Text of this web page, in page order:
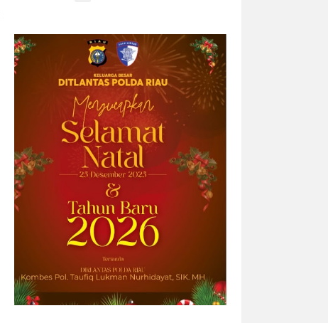
2026-08-05 14:33:34| Source: British American
Riset Global Terbaru Velo
Mengungkap Bagaimana Ekspresi
Diri Menciptakan “Efek Berantai”
Data survei terbaru menunjukkan bahwa
empat dari sepuluh orang dewasa (39%)
merasa semakin sulit membangun
hubungan yang tulus seiring
bertambahnya usia. Namun, musik dan
lantai dansa terbukti...